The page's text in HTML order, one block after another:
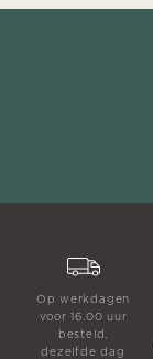
Op werkdagen
voor 16.00 uur
besteld,
dezelfde dag